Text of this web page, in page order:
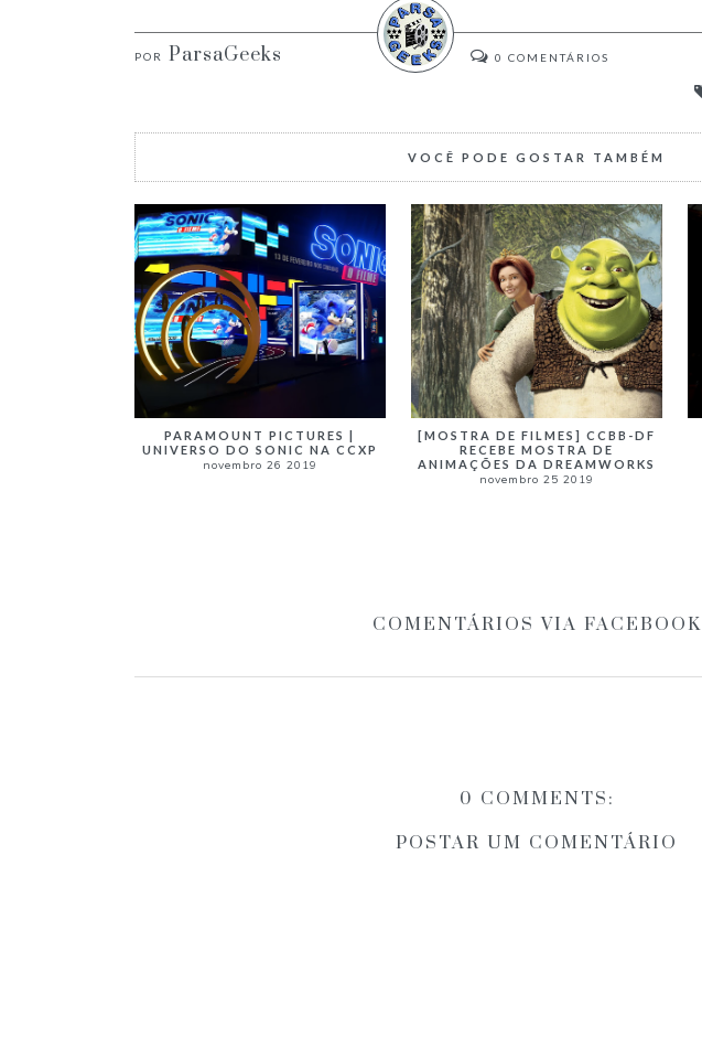
ParsaGeeks 0 COMENTÁRIOS
VOCÊ PODE GOSTAR TAMBÉM
PARAMOUNT PICTURES |
UNIVERSO DO SONIC NA CCXP
novembro 26 2019
[MOSTRA DE FILMES] CCBB-DF
RECEBE MOSTRA DE
ANIMAÇÕES DA DREAMWORKS
novembro 25 2019
COMENTÁRIOS VIA FACEBOOK
0 COMMENTS:
POSTAR UM COMENTÁRIO